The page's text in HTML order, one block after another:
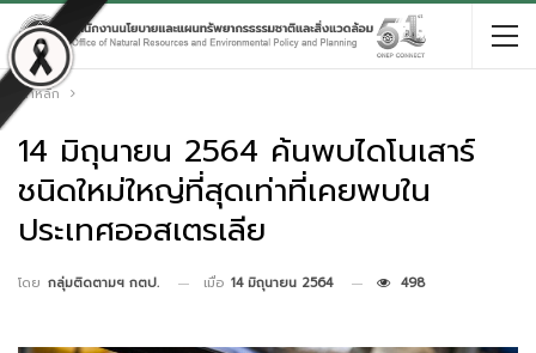
หน้าหลัก
14 มิถุนายน 2564 ค้นพบไดโนเสาร์
ชนิดใหม่ใหญ่ที่สุดเท่าที่เคยพบใน
ประเทศออสเตรเลีย
โดย กลุ่มติดตามฯ กตป. เมื่อ 14 มิถุนายน 2564 498